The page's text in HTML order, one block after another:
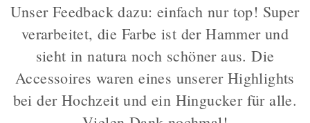
Unser Feedback dazu: einfach nur top! Super
verarbeitet, die Farbe ist der Hammer und
sieht in natura noch schöner aus. Die
Accessoires waren eines unserer Highlights
bei der Hochzeit und ein Hingucker für alle.